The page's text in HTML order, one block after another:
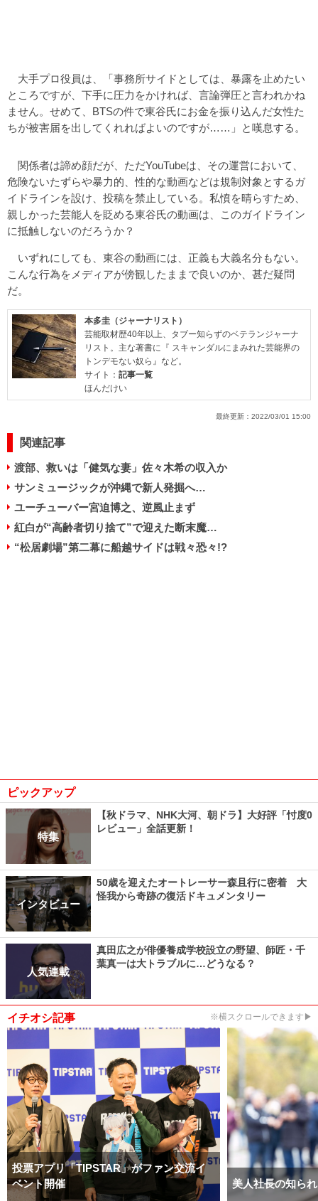
大手プロ役員は、「事務所サイドとしては、暴露を止めたい
ところですが、下手に圧力をかければ、言論弾圧と言われかね
ません。せめて、BTSの件で東谷氏にお金を振り込んだ女性た
ちが被害届を出してくれればよいのですが……」と嘆息する。
関係者は諦め顔だが、ただYouTubeは、その運営において、
危険ないたずらや暴力的、性的な動画などは規制対象とするガ
イドラインを設け、投稿を禁止している。私憤を晴らすため、
親しかった芸能人を貶める東谷氏の動画は、このガイドライン
に抵触しないのだろうか？
いずれにしても、東谷の動画には、正義も大義名分もない。
こんな行為をメディアが傍観したままで良いのか、甚だ疑問
だ。
本多圭（ジャーナリスト）
芸能取材歴40年以上、タブー知らずのベテランジャーナ
リスト。主な著書に『 スキャンダルにまみれた芸能界の
トンデモない奴ら』など。
サイト： 記事一覧
ほんだけい
最終更新： 2022/03/01 15:00
関連記事
渡部、救いは「健気な妻」佐々木希の収入か
サンミュージックが沖縄で新人発掘へ…
ユーチューバー宮迫博之、逆風止まず
紅白が“高齢者切り捨て”で迎えた断末魔…
“松居劇場”第二幕に船越サイドは戦々恐々!?
ピックアップ
特集
【秋ドラマ、NHK大河、朝ドラ】大好評「忖度0
レビュー」全話更新！
インタビュー
50歳を迎えたオートレーサー森且行に密着 大
怪我から奇跡の復活ドキュメンタリー
人気連載
真田広之が俳優養成学校設立の野望、師匠・千
葉真一は大トラブルに…どうなる？
イチオシ記事 ※横スクロールできます▶
投票アプリ「TIPSTAR」がファン交流イ
ベント開催
美人社長の知ら